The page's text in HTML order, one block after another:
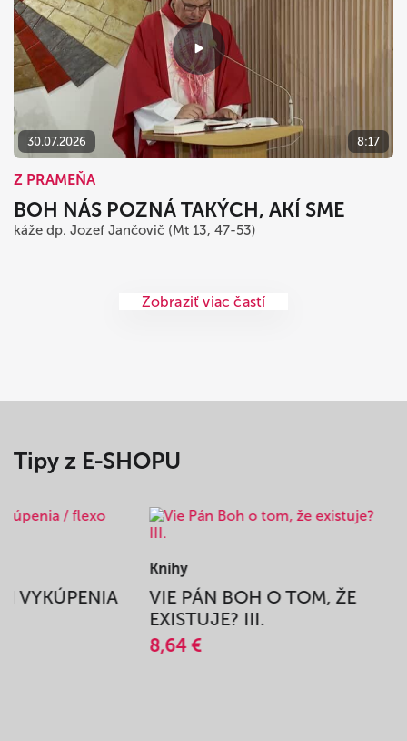
30.07.2026 8:17
Z PRAMEŇA
BOH NÁS POZNÁ TAKÝCH, AKÍ SME
káže dp. Jozef Jančovič (Mt 13, 47-53)
Zobraziť viac častí
Tipy z E-SHOPU
VYKÚPENIA
Knihy
VIE PÁN BOH O TOM, ŽE
EXISTUJE? III.
8,64 €